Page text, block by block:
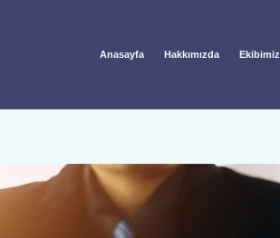
Anasayfa Hakkımızda Ekibimiz